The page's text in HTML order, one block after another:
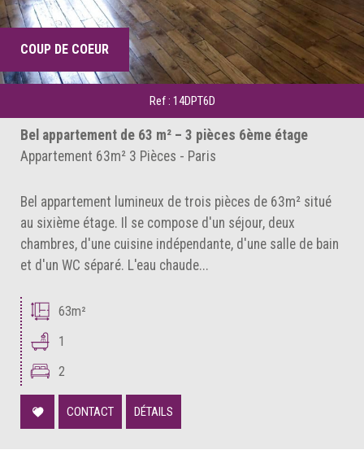
5KM 10KM 25KM
COUP DE COEUR
Ref : 14DPT6D
Bel appartement de 63 m² – 3 pièces 6ème étage
Appartement 63m² 3 Pièces - Paris
Bel appartement lumineux de trois pièces de 63m² situé
au sixième étage. Il se compose d'un séjour, deux
chambres, d'une cuisine indépendante, d'une salle de bain
et d'un WC séparé. L'eau chaude...
63m²
1
2
CONTACT DÉTAILS